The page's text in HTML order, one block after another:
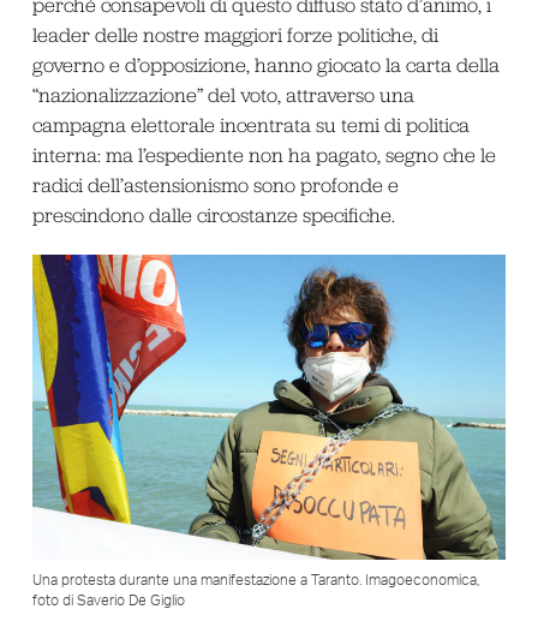
leader delle nostre maggiori forze politiche, di
governo e d’opposizione, hanno giocato la carta della
“nazionalizzazione” del voto, attraverso una
campagna elettorale incentrata su temi di politica
interna: ma l’espediente non ha pagato, segno che le
radici dell’astensionismo sono profonde e
prescindono dalle circostanze specifiche.
Una protesta durante una manifestazione a Taranto. Imagoeconomica,
foto di Saverio De Giglio